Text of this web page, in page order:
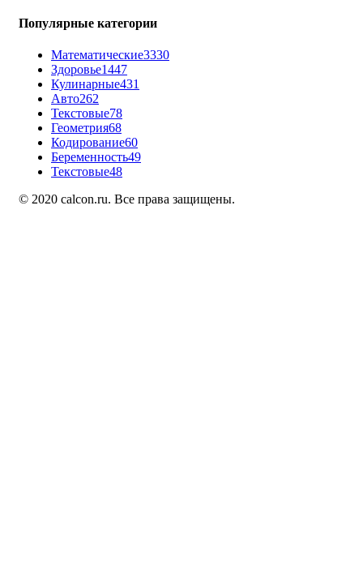
Популярные категории
Математические3330
Здоровье1447
Кулинарные431
Авто262
Текстовые78
Геометрия68
Кодирование60
Беременность49
Текстовые48
© 2020 calcon.ru. Все права защищены.